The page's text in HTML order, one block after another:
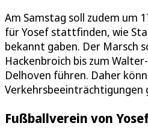
Am Samstag soll zudem um
für Yosef stattfinden, wie
bekannt gaben. Der Marsch
Hackenbroich bis zum
Delhoven führen. Daher
Verkehrsbeeinträchtigungen
Fußballverein von